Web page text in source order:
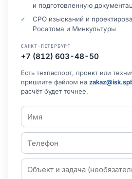
и подготовленную
СРО изысканий и
Росатома и Минкультуры
САНКТ-ПЕТЕРБУРГ
+7 (812) 603-48-50
Есть техпаспорт, проект или
пришлите файлом на
расчёт будет точнее.